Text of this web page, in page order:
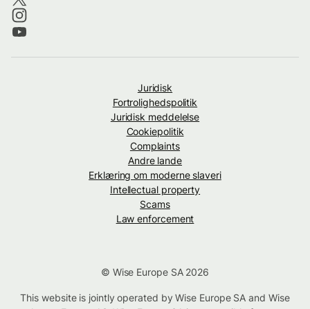
Juridisk
Fortrolighedspolitik
Juridisk meddelelse
Cookiepolitik
Complaints
Andre lande
Erklæring om moderne slaveri
Intellectual property
Scams
Law enforcement
© Wise Europe SA 2026
This website is jointly operated by Wise Europe SA and Wise